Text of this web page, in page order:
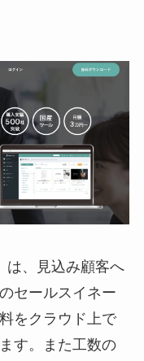
は、見込み顧客へ
セールスイネー
をクラウド上で
す。また工数の